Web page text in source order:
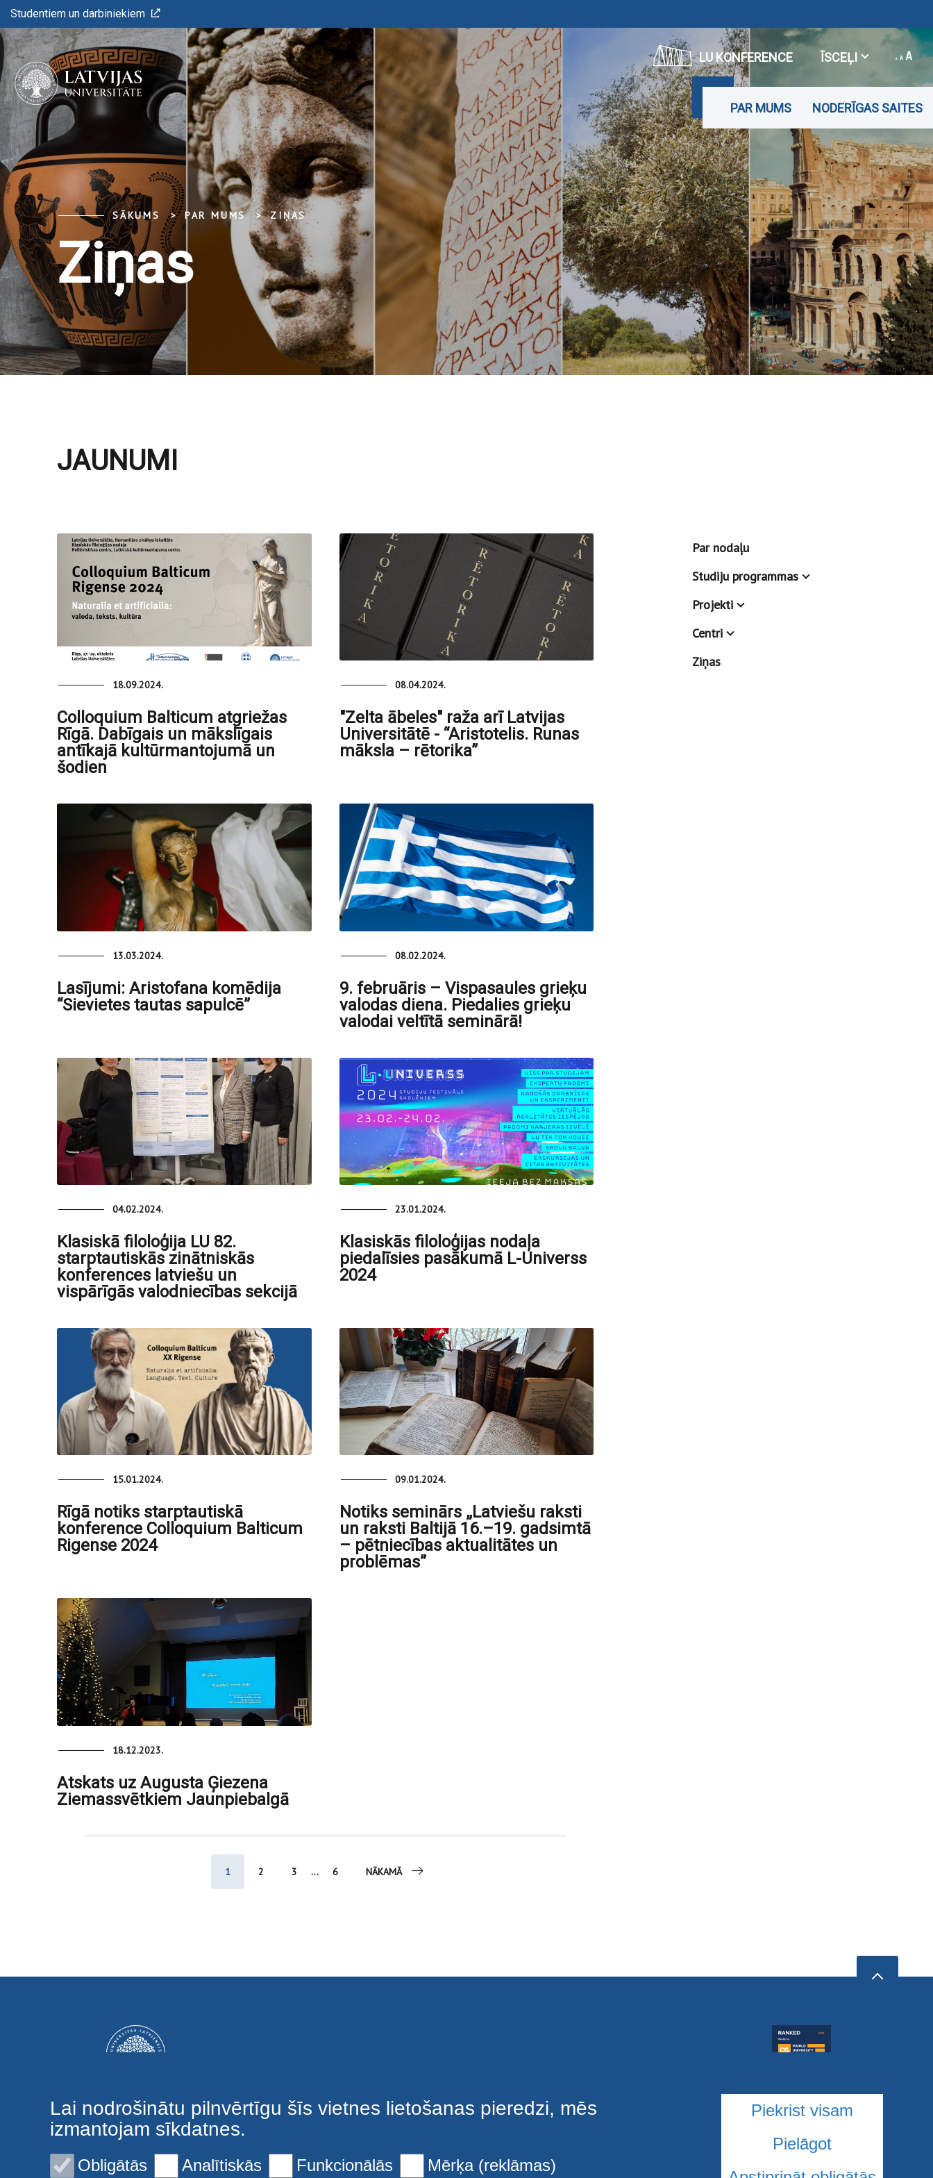
Studentiem un darbiniekiem
LU KONFERENCE ĪSCEĻI
PAR MUMS NODERĪGAS SAITES
SĀKUMS PAR MUMS ZIŅAS
Ziņas
JAUNUMI
18.09.2024.
Colloquium Balticum atgriežas
Rīgā. Dabīgais un mākslīgais
antīkajā kultūrmantojumā un
šodien
08.04.2024.
"Zelta ābeles" raža arī Latvijas
Universitātē - “Aristotelis. Runas
māksla – rētorika”
13.03.2024.
Lasījumi: Aristofana komēdija
“Sievietes tautas sapulcē”
08.02.2024.
9. februāris – Vispasaules grieķu
valodas diena. Piedalies grieķu
valodai veltītā seminārā!
04.02.2024.
Klasiskā filoloģija LU 82.
starptautiskās zinātniskās
konferences latviešu un
vispārīgās valodniecības sekcijā
23.01.2024.
Klasiskās filoloģijas nodaļa
piedalīsies pasākumā L-Universs
2024
15.01.2024.
Rīgā notiks starptautiskā
konference Colloquium Balticum
Rigense 2024
09.01.2024.
Notiks seminārs „Latviešu raksti
un raksti Baltijā 16.–19. gadsimtā
– pētniecības aktualitātes un
problēmas”
18.12.2023.
Atskats uz Augusta Ģiezena
Ziemassvētkiem Jaunpiebalgā
1 2 3 ... 6 NĀKAMĀ
Par nodaļu
Studiju programmas
Projekti
Centri
Ziņas
Lai nodrošinātu pilnvērtīgu šīs vietnes lietošanas pieredzi, mēs
izmantojam sīkdatnes.
Obligātās Analītiskās Funkcionālās
Mērķa (reklāmas)
Piekrist visam
Pielāgot